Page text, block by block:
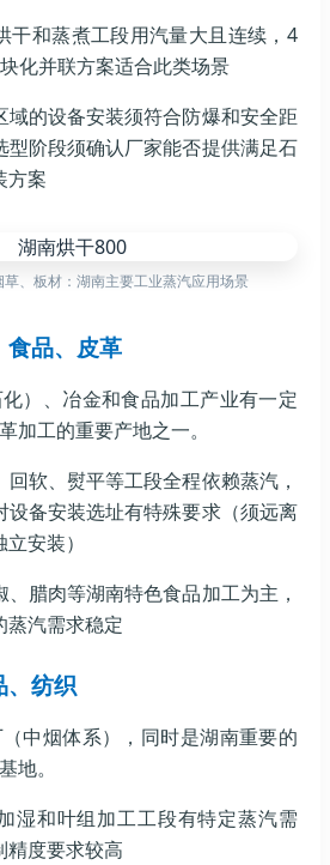
干和蒸煮工段用汽量大且连续，4
化并联方案适合此类场景
域的设备安装须符合防爆和安全距
型阶段须确认厂家能否提供满足石
方案
、板材：湖南主要工业蒸汽应用场景
食品、皮革
）、冶金和食品加工产业有一定
加工的重要产地之一。
回软、熨平等工段全程依赖蒸汽，
设备安装选址有特殊要求（须远离
安装）
、腊肉等湖南特色食品加工为主，
蒸汽需求稳定
、纺织
中烟体系），同时是湖南重要的
地。
湿和叶组加工工段有特定蒸汽需
精度要求较高